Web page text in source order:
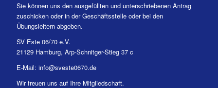
Sie können uns den ausgefüllten und unterschriebenen Antrag
zuschicken oder in der Geschäftsstelle oder bei den
Übungsleitern abgeben.
SV Este 06/70 e.V.
21129 Hamburg, Arp-Schnitger-Stieg 37 c
E-Mail: info@sveste0670.de
Wir freuen uns auf Ihre Mitgliedschaft.